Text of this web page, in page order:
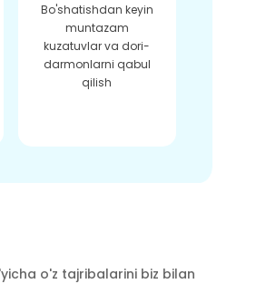
Bo'shatishdan keyin
muntazam
kuzatuvlar va dori-
darmonlarni qabul
qilish
o'z tajribalarini biz bilan